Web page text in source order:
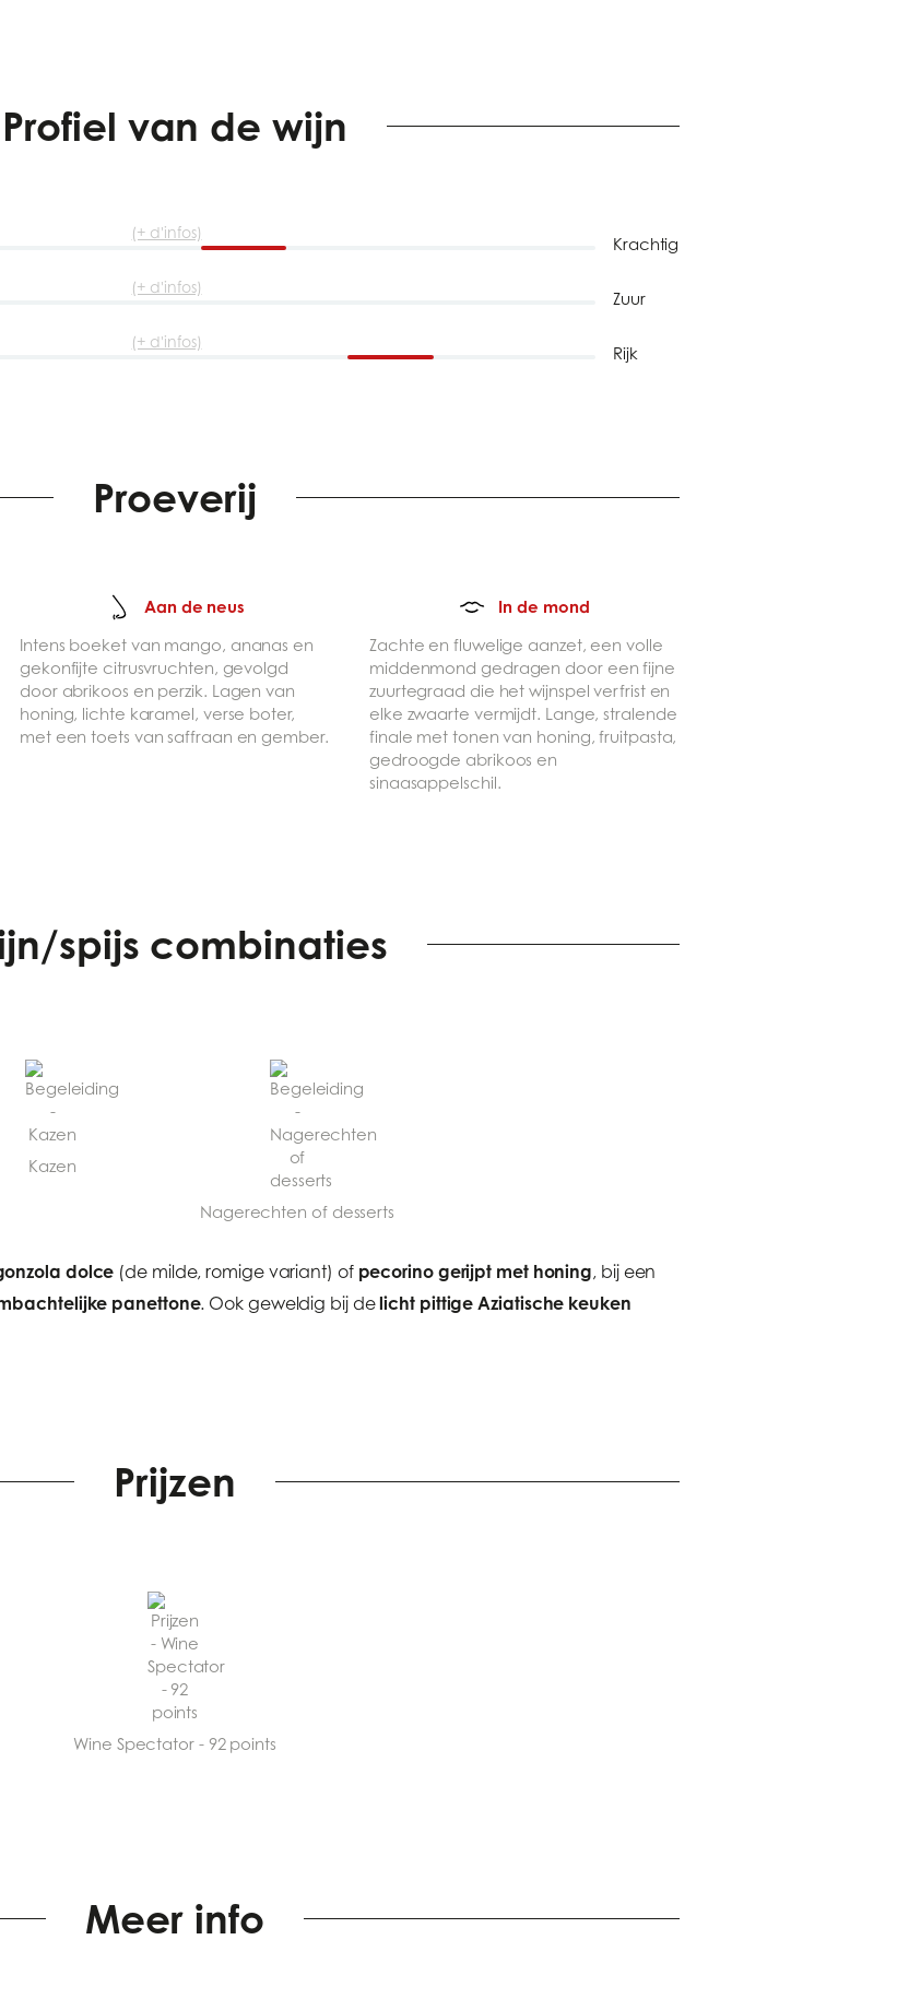
Profiel van de wijn
(+ d'infos)
Krachtig
(+ d'infos)
Zuur
(+ d'infos)
Rijk
Proeverij
Aan de neus
Intens boeket van mango, ananas en
gekonfijte citrusvruchten, gevolgd
door abrikoos en perzik. Lagen van
honing, lichte karamel, verse boter,
met een toets van saffraan en gember.
In de mond
Zachte en fluwelige aanzet, een volle
middenmond gedragen door een fijne
zuurtegraad die het wijnspel verfrist en
elke zwaarte vermijdt. Lange, stralende
finale met tonen van honing, fruitpasta,
gedroogde abrikoos en
sinaasappelschil.
spijs combinaties
Kazen
Nagerechten of desserts
dolce (de milde, romige variant) of pecorino gerijpt met honing, bij een
panettone. Ook geweldig bij delicht pittige Aziatische keuken
Prijzen
Wine Spectator - 92 points
Meer info